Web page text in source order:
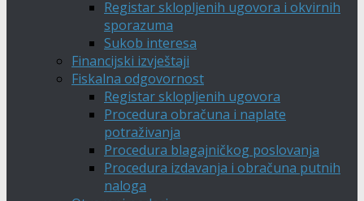
Registar sklopljenih ugovora i okvirnih
sporazuma
Sukob interesa
Financijski izvještaji
Fiskalna odgovornost
Registar sklopljenih ugovora
Procedura obračuna i naplate
potraživanja
Procedura blagajničkog poslovanja
Procedura izdavanja i obračuna putnih
naloga